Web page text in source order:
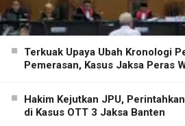
Terkuak Upaya Ubah Kronologi
Pemerasan, Kasus Jaksa Peras
Hakim Kejutkan JPU,
di Kasus OTT 3 Jaksa Banten